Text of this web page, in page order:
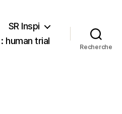
SR Inspi
human trial
Recherche